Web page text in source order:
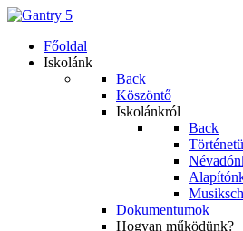
Főoldal
Iskolánk
Back
Köszöntő
Iskolánkról
Back
Dokumentumok
Hogyan működünk?